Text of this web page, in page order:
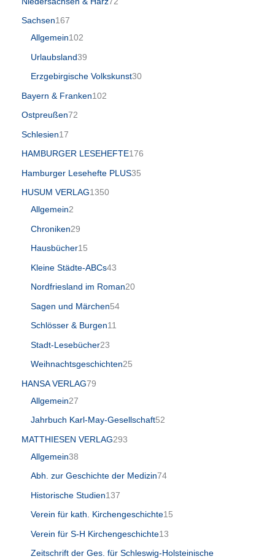
Sachsen167
Allgemein102
Urlaubsland39
Erzgebirgische Volkskunst30
Bayern & Franken102
Ostpreußen72
Schlesien17
HAMBURGER LESEHEFTE176
Hamburger Lesehefte PLUS35
HUSUM VERLAG1350
Allgemein2
Chroniken29
Hausbücher15
Kleine Städte-ABCs43
Nordfriesland im Roman20
Sagen und Märchen54
Schlösser & Burgen11
Stadt-Lesebücher23
Weihnachtsgeschichten25
HANSA VERLAG79
Allgemein27
Jahrbuch Karl-May-Gesellschaft52
MATTHIESEN VERLAG293
Allgemein38
Abh. zur Geschichte der Medizin74
Historische Studien137
Verein für kath. Kirchengeschichte15
Verein für S-H Kirchengeschichte13
Zeitschrift der Ges. für Schleswig-Holsteinische